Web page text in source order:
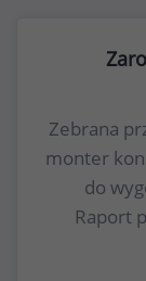
Zebrana
monter
do
Raport